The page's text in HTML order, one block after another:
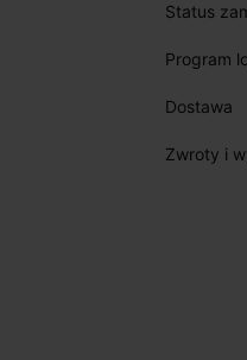
Status
Program
Dostawa
Zwroty i